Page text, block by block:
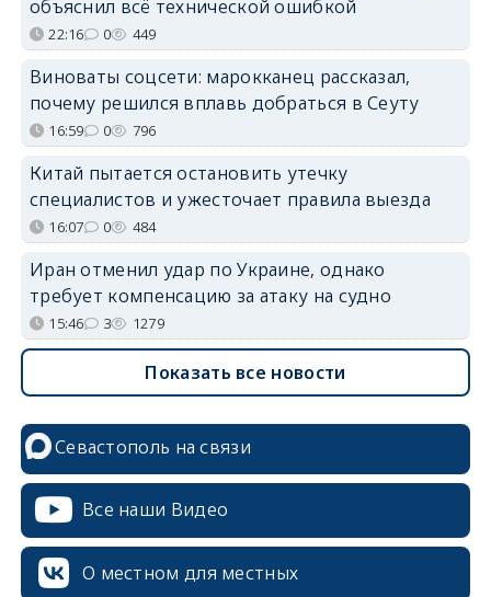
объяснил всё технической ошибкой
22:16 0 449
Виноваты соцсети: марокканец рассказал,
почему решился вплавь добраться в Сеуту
16:59 0 796
Китай пытается остановить утечку
специалистов и ужесточает правила выезда
16:07 0 484
Иран отменил удар по Украине, однако
требует компенсацию за атаку на судно
15:46 3 1279
Показать все новости
Севастополь на связи
Все наши Видео
О местном для местных